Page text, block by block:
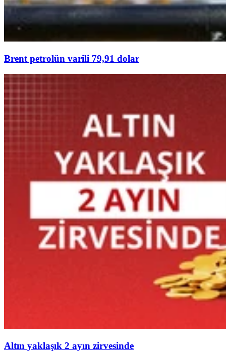
Brent petrolün varili 79,91 dolar
Altın yaklaşık 2 ayın zirvesinde